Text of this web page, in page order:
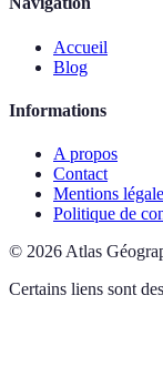
Accueil
Blog
Informations
A propos
Contact
Mentions
Politique de
© 2026 Atlas
Certains liens sont